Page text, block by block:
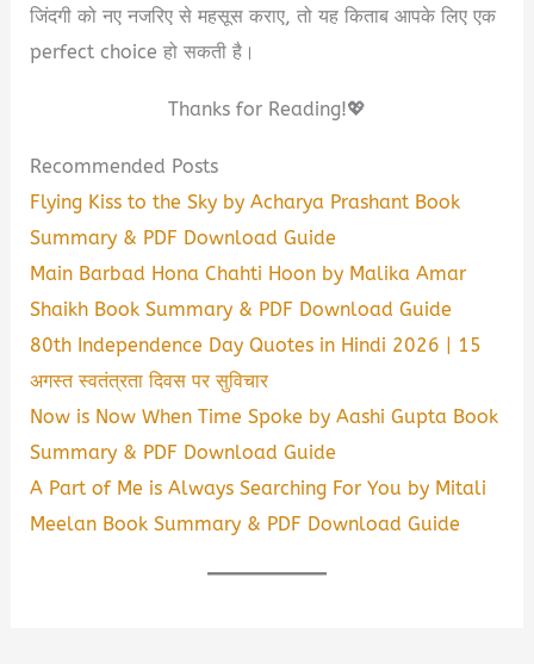
जिंदगी को नए नजरिए से महसूस कराए, तो यह किताब आपके लिए एक
perfect choice हो सकती है।
Thanks for Reading!💖
Recommended Posts
Flying Kiss to the Sky by Acharya Prashant Book
Summary & PDF Download Guide
Main Barbad Hona Chahti Hoon by Malika Amar
Shaikh Book Summary & PDF Download Guide
80th Independence Day Quotes in Hindi 2026 | 15
अगस्त स्वतंत्रता दिवस पर सुविचार
Now is Now When Time Spoke by Aashi Gupta Book
Summary & PDF Download Guide
A Part of Me is Always Searching For You by Mitali
Meelan Book Summary & PDF Download Guide